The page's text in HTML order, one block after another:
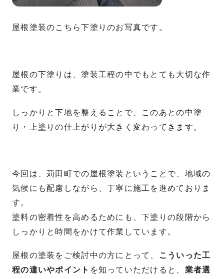
屋根塗装のこちら下塗りのお写真です。
屋根の下塗りは、塗装工程の中でもとても大切な作
業です。
しっかりと下地を整えることで、このあとの中塗
り・上塗りの仕上がりが大きく変わってきます。
今回は、苅田町での屋根塗装ということで、地域の
気候にも配慮しながら、丁寧に施工を進めておりま
す。
塗料の密着性を高めるためにも、下塗りの段階から
しっかりと時間をかけて作業しています。
屋根の塗装をご検討中の方にとって、
こういった工
程の違いやポイント を知っていただけると、 業者選